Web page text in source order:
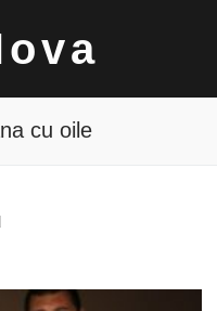
cu oile